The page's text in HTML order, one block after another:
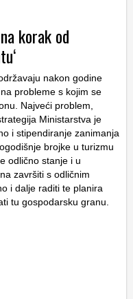
korak od
nakon godine
probleme s kojim se
Najveći problem,
Ministarstva je
i stipendiranje zanimanja
brojke u turizmu
odlično stanje i u
završiti s odličnim
i dalje raditi te planira
tu gospodarsku granu.